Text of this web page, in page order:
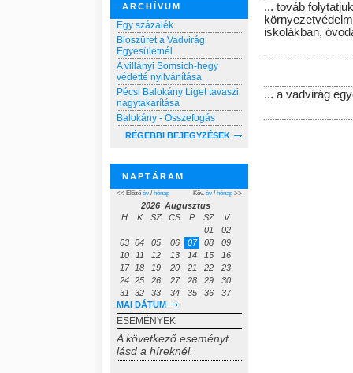
ARCHÍVUM
Egy százalék
Bioszüret a Vadvirág
Egyesületnél
A villányi Somsich-hegy
védetté nyilvánítása
Pécsi Balokány Liget tavaszi
nagytakarítása
Balokány - Összefogás
RÉGEBBI BEJEGYZÉSEK
NAPTÁRAM
<< Előző év / hónap Köv. év / hónap >>
2026 Augusztus
H
K SZ CS P SZ
V
01
02
03 04 05 06 07 08
09
10
11 12 13 14 15
16
17
18 19 20 21 22
23
24 25 26 27 28 29
30
31
32 33 34 35 36
37
MAI DÁTUM
ESEMÉNYEK
A következő eseményt
lásd a híreknél.
... továb
iskolákban,
... a vadvirág